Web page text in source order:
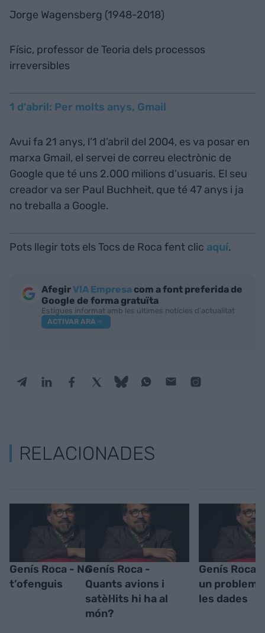
Jorge Wagensberg (1948-2018)
Físic, professor de Teoria dels processos
irreversibles
1 d'abril: Per molts anys, Gmail
Avui fa 21 anys, l’1 d’abril del 2004, es va posar en
marxa Gmail, el servei de correu electrònic de
Google que té uns 2.000 milions d’usuaris. El seu
creador va ser Paul Buchheit, que té 47 anys i ja
no treballa a Google.
Pots llegir tots els Tocs de Roca fent clic aquí.
AfegirVIA Empresa com a font preferida de
Google de forma gratuïta
Estigues informat amb les últimes notícies d'actualitat
ACTIVAR ARA
RELACIONADES
Genís Roca - No
t’ofenguis
Genís Roca -
Quants avions i
satèl·lits hi ha al
món?
Genís Roca
un problema
les dades